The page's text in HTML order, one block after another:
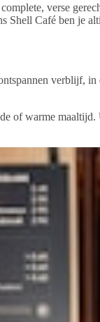
verse
Shell Café ben je
verblijf,
of warme